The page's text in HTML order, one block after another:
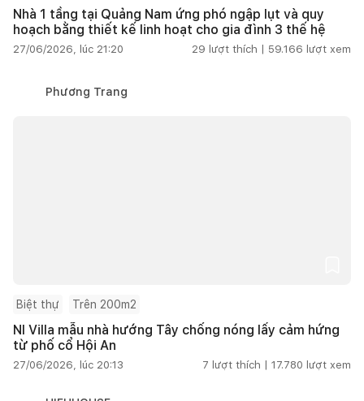
Nhà 1 tầng tại Quảng Nam ứng phó ngập lụt và quy
hoạch bằng thiết kế linh hoạt cho gia đình 3 thế hệ
27/06/2026, lúc 21:20 29 lượt thích | 59.166 lượt xem
Phương Trang
Biệt thự Trên 200m2
NI Villa mẫu nhà hướng Tây chống nóng lấy cảm hứng
từ phố cổ Hội An
27/06/2026, lúc 20:13 7 lượt thích | 17.780 lượt xem